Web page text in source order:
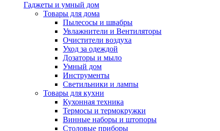
Гаджеты и умный дом
Товары для дома
Пылесосы и швабры
Увлажнители и Вентиляторы
Очистители воздуха
Уход за одеждой
Дозаторы и мыло
Умный дом
Инструменты
Светильники и лампы
Товары для кухни
Кухонная техника
Термосы и термокружки
Винные наборы и штопоры
Столовые приборы